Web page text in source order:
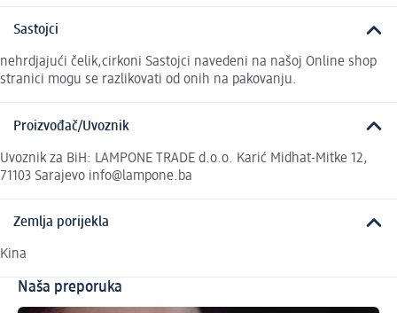
Sastojci
nehrdjajući čelik,cirkoni Sastojci navedeni na našoj Online shop
stranici mogu se razlikovati od onih na pakovanju.
Proizvođač/Uvoznik
Uvoznik za BiH: LAMPONE TRADE d.o.o. Karić Midhat-Mitke 12,
71103 Sarajevo info@lampone.ba
Zemlja porijekla
Kina
Naša preporuka